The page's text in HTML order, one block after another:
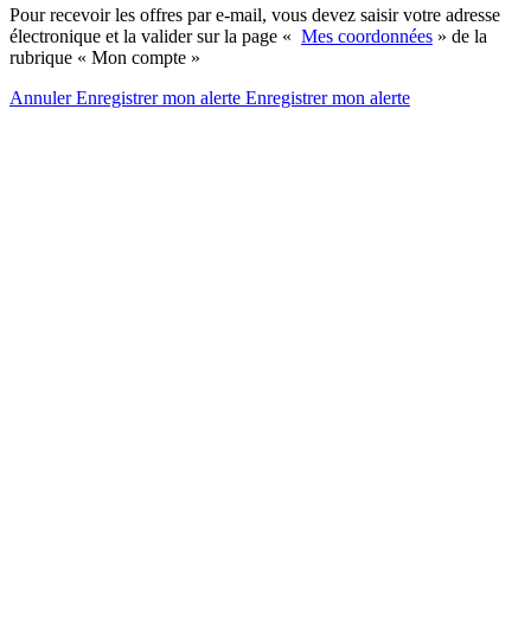
Pour recevoir les offres par e-mail, vous devez saisir votre adresse
électronique et la valider sur la page « Mes coordonnées » de la
rubrique « Mon compte »
AnnulerEnregistrer mon alerte Enregistrermon alerte